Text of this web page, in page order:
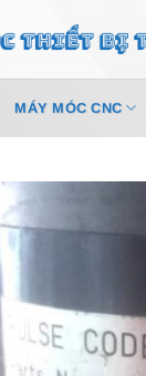
MÁY MÓC CNC